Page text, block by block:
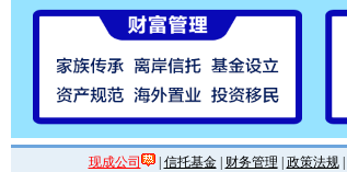
现成公司 | 信托基金| 财务管理 政策法规|